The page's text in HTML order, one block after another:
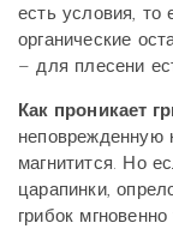
есть условия, то
органические
– для плесени
Как проникает
неповрежденную
магнитится. Но
царапинки,
грибок